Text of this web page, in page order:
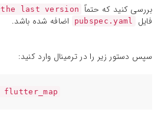
بررسی کنید که حتماً last version
فایل
pubspec.yaml اضافه شده باشد.
سپس دستور زیر را در ترمینال وارد کنید: